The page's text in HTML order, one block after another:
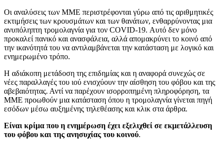
Οι αναλύσεις των ΜΜΕ περιστρέφονται γύρω από τις αριθμητικές
εκτιμήσεις των κρουσμάτων και των θανάτων, ενθαρρύνοντας μια
ανυπόληπτη τρομολαγνία για τον COVID-19. Αυτό δεν μόνο
προκαλεί πανικό και ανασφάλεια, αλλά απομακρύνει το κοινό από
την ικανότητά του να αντιλαμβάνεται την κατάσταση με λογικό και
ενημερωμένο τρόπο.
Η αδιάκοπη μετάδοση της επιδημίας και η αναφορά συνεχώς σε
νέες παραλλαγές του ιού ενισχύουν την αίσθηση του φόβου και της
αβεβαιότητας. Αντί να παρέχουν ισορροπημένη πληροφόρηση, τα
ΜΜΕ προωθούν μια κατάσταση όπου η τρομολαγνία γίνεται πηγή
εσόδων μέσω αυξημένης τηλεθέασης και κλικ στα άρθρα.
Είναι κρίμα που η ενημέρωση έχει εξελιχθεί σε εκμετάλλευση
του φόβου και της ανησυχίας του κοινού.